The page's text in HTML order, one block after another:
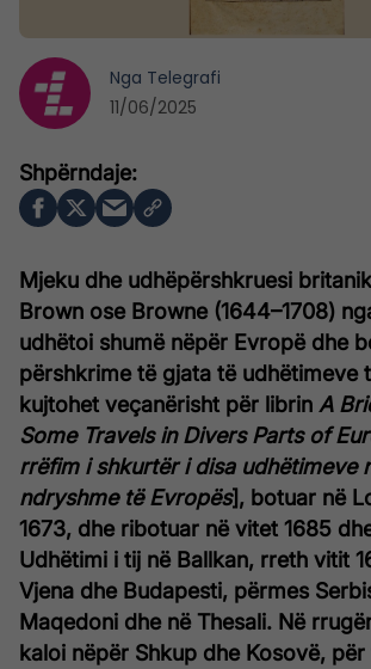
Mjeku dhe udhëpërshkruesi
Brown ose Browne (1644–1708)
udhëtoi shumë nëpër Evropë dhe
përshkrime të gjata të udhëtimeve
kujtohet veçanërisht për librin A
Some Travels in Divers Parts of
rrëfim i shkurtër i disa udhëtimeve
ndryshme të Evropës], botuar në
1673, dhe ribotuar në vitet 1685
Udhëtimi i tij në Ballkan, rreth vitit
Vjena dhe Budapesti, përmes
Maqedoni dhe në Thesali. Në
kaloi nëpër Shkup dhe Kosovë,
Nga Telegrafi
11/06/2025